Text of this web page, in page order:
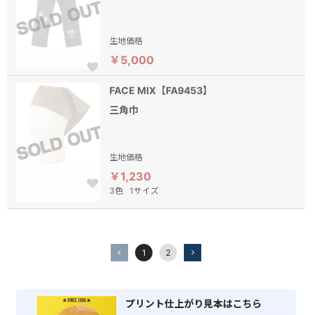
生地価格
￥5,000
FACE MIX【FA9453】
三角巾
生地価格
￥1,230
3色 1サイズ
1 2
プリント仕上がり見本はこちら